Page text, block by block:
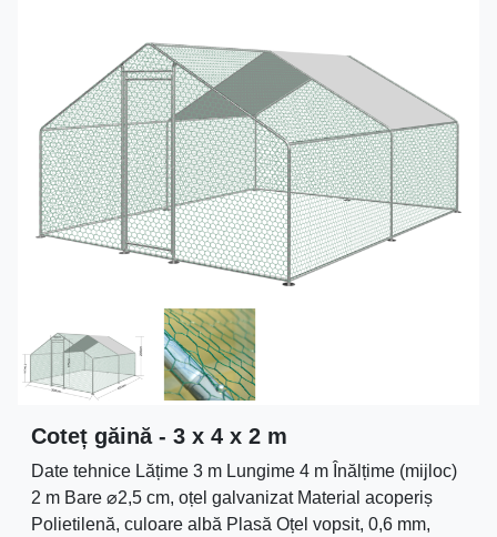
Coteț găină - 3 x 4 x 2 m
Date tehnice Lățime 3 m Lungime 4 m Înălțime (mijloc)
2 m Bare ⌀2,5 cm, oțel galvanizat Material acoperiș
Polietilenă, culoare albă Plasă Oțel vopsit, 0,6 mm,